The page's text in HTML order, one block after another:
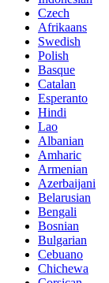
Czech
Afrikaans
Swedish
Polish
Basque
Catalan
Esperanto
Hindi
Lao
Albanian
Amharic
Armenian
Azerbaijani
Belarusian
Bengali
Bosnian
Bulgarian
Cebuano
Chichewa